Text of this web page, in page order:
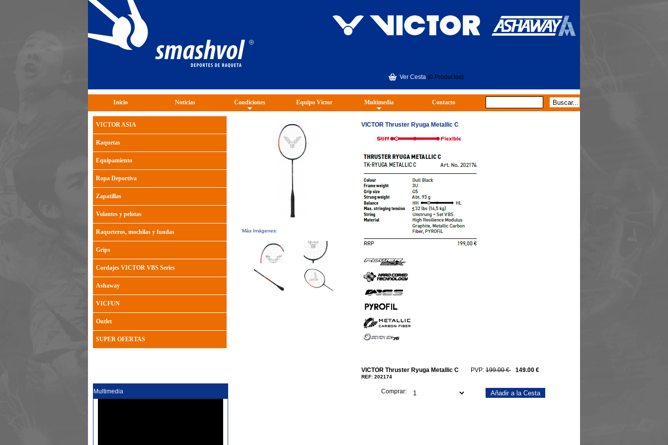
Inicio Noticias Condiciones Equipo Victor Multimedia Contacto
Más Imágenes:
VICTOR Thruster Ryuga Metallic C
VICTOR Thruster Ryuga Metallic C
REF: 202174
PVP: 199.00 € 149.00 €
Comprar:
VICTOR ASIA
Raquetas
Equipamiento
Ropa Deportiva
Zapatillas
Volantes y pelotas
Raqueteros, mochilas y fundas
Grips
Cordajes VICTOR VBS Series
Ashaway
VICFUN
Outlet
SUPER OFERTAS
Multimedia
Ver Cesta (0 Productos)